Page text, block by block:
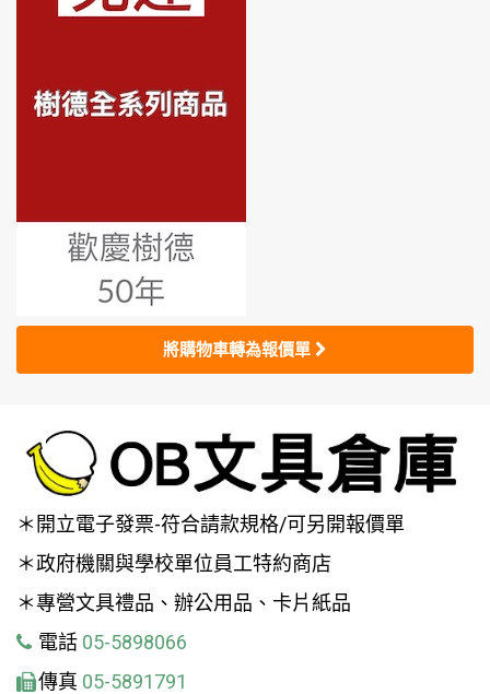
將購物車轉為報價單
＊開立電子發票-符合請款規格/可另開報價單
＊政府機關與學校單位員工特約商店
＊專營文具禮品、辦公用品、卡片紙品
電話 05-5898066
傳真 05-5891791